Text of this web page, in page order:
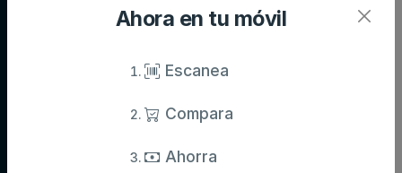
Ahora en tu móvil
Escanea
Compara
Ahorra
Agua y